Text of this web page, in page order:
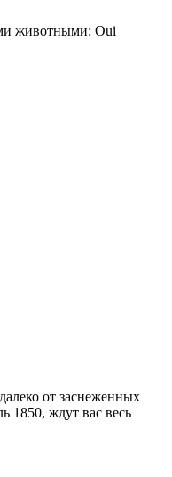
животными: Oui
от заснеженных
1850, ждут вас весь